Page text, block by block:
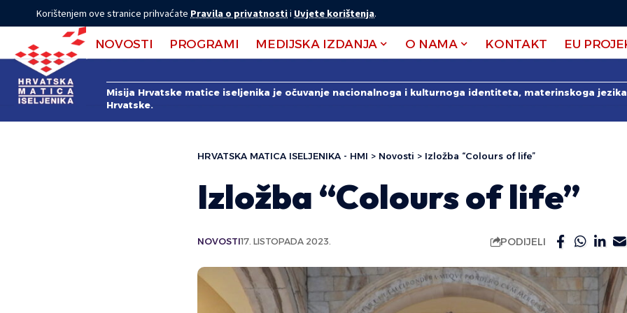
Korištenjem ove stranice prihvaćate Pravila o privatnostii Uvjete korištenja.
NOVOSTI PROGRAMI MEDIJSKA IZDANJA O NAMA KONTAKT EU
Misija Hrvatske matice iseljenika je očuvanje nacionalnoga i kulturnoga identiteta, materinskoga
Hrvatske.
HRVATSKA MATICA ISELJENIKA - HMI > Novosti > Izložba “Colours of life”
Izložba “Colours of life”
NOVOSTI17. LISTOPADA 2023. PODIJELI